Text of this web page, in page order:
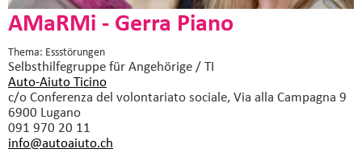
AMaRMi - Gerra Piano
Thema: Essstörungen
Selbsthilfegruppefür Angehörige / TI
Auto-Aiuto Ticino
c/o Conferenza del volontariato sociale, Via alla Campagna 9
6900 Lugano
091 970 20 11
info@autoaiuto.ch